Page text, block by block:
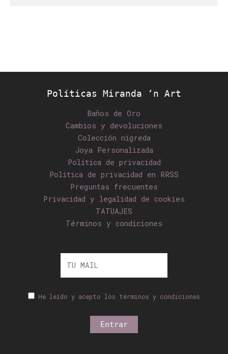
Políticas Miranda ‘n Art
Baños de Oro
Cambios y devoluciones
Colección nigreda
Joya Personalizada
Política de privacidad
Política de privacidad en RRSS
Preguntas frecuentes
Privacidad y legalidad de cookies
TATUAJES
Términos y condiciones
He leído y acepto los términos y condiciones